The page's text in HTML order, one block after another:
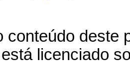
conteúdo deste
licenciado